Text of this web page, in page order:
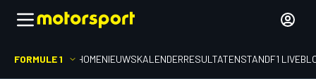
FORMULE 1 HOMENIEUWSKALENDERRESULTATENSTANDF1